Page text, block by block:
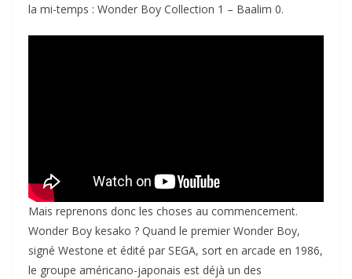
la mi-temps : Wonder Boy Collection 1 – Baalim 0.
Mais reprenons donc les choses au commencement.
Wonder Boy kesako ? Quand le premier Wonder Boy,
signé Westone et édité par SEGA, sort en arcade en 1986,
le groupe américano-japonais est déjà un des